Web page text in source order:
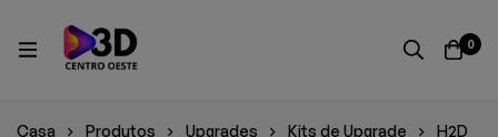
0
Casa Produtos Upgrades Kits de Upgrade H2D